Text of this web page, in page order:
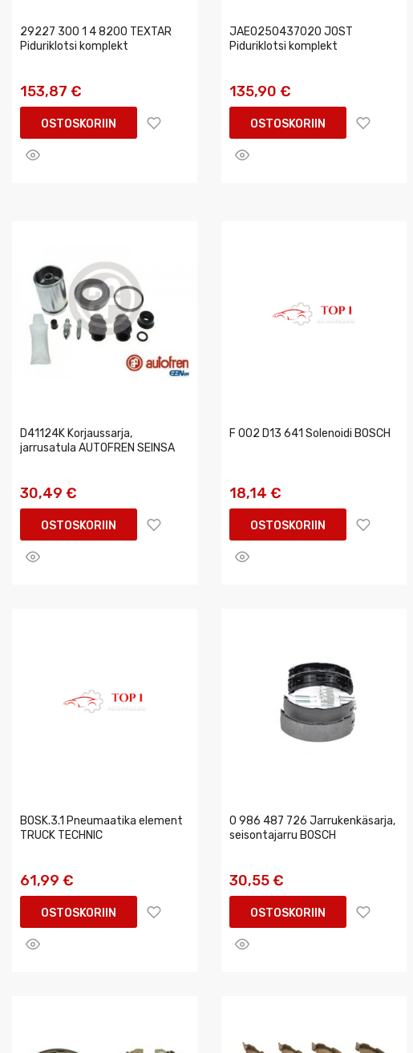
29227 300 1 4 8200 TEXTAR
Piduriklotsi komplekt
153,87 €
OSTOSKORIIN
JAE0250437020 JOST
Piduriklotsi komplekt
135,90 €
OSTOSKORIIN
D41124K Korjaussarja,
jarrusatula AUTOFREN SEINSA
30,49 €
OSTOSKORIIN
F 002 D13 641 Solenoidi BOSCH
18,14 €
OSTOSKORIIN
BOSK.3.1 Pneumaatika element
TRUCK TECHNIC
61,99 €
OSTOSKORIIN
0 986 487 726 Jarrukenkäsarja,
seisontajarru BOSCH
30,55 €
OSTOSKORIIN